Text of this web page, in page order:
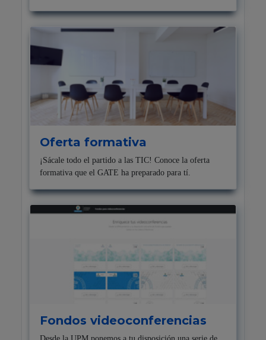
Oferta formativa
¡Sácale todo el partido a las TIC! Conoce la oferta
formativa que el GATE ha preparado para tí.
Fondos videoconferencias
Desde la UPM ponemos a tu disposición una serie de